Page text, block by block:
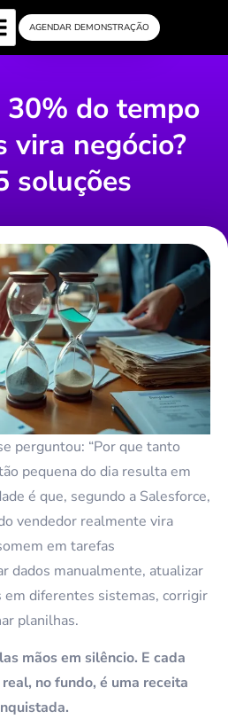
AGENDAR DEMONSTRAÇÃO
30% do tempo
vira negócio?
soluções
perguntou: “Por que tanto
pequena do dia resulta em
é que, segundo a Salesforce,
vendedor realmente vira
em tarefas
dados manualmente, atualizar
em diferentes sistemas, corrigir
planilhas.
mãos em silêncio. E cada
no fundo, é uma receita